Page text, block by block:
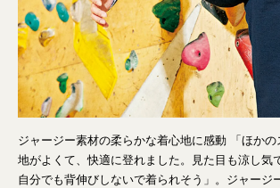
ジャージー素材の柔らかな着心地に感動 「ほか
地がよくて、快適に登れました。見た目も涼し気
自分でも背伸びしないで着られそう」。ジャージ